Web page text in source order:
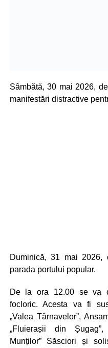
Sâmbătă, 30 mai 2026,
manifestări distractive
Duminică, 31 mai
parada portului popular.
De la ora 12.00 se va
focloric. Acesta va fi
„Valea Târnavelor”,
„Fluierașii din
Munților” Săsciori și